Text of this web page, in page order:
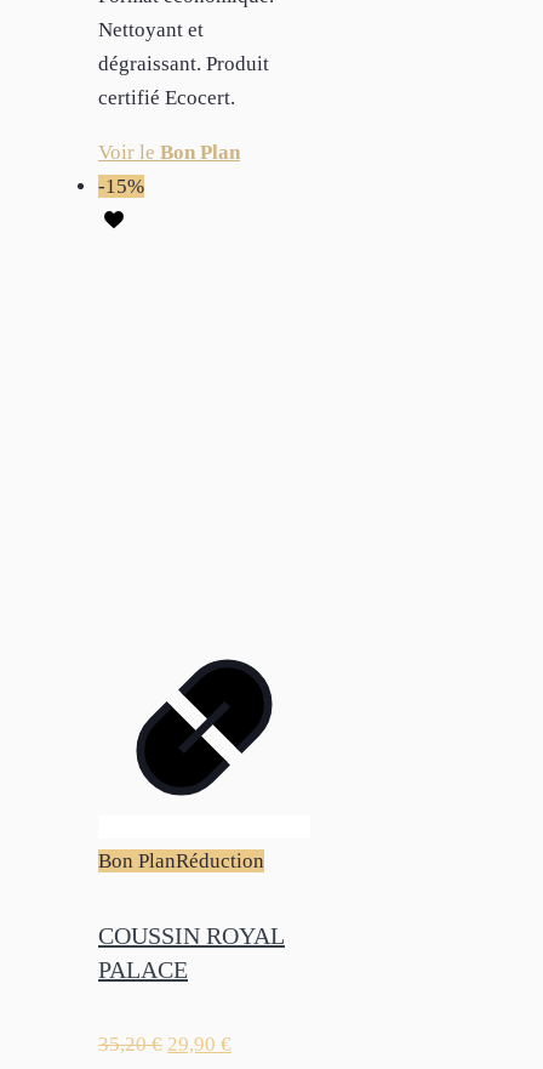
Nettoyant et
dégraissant. Produit
certifié Ecocert.
Voir le Bon Plan
-15%
Bon PlanRéduction
COUSSIN ROYAL
PALACE
35,20€ 29,90 €